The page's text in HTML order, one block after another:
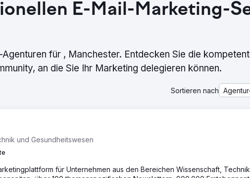
E-Mail-Marketing-
für , Manchester. Entdecken Sie die
an die Sie Ihr Marketing delegieren können.
Sortieren nach
und Gesundheitswesen
für Unternehmen aus den Bereichen Wissenschaft,